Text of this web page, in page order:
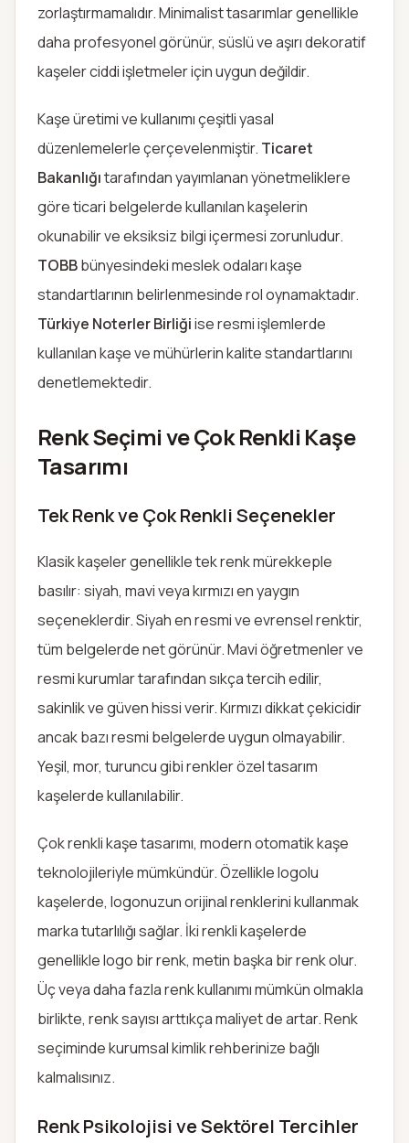
zorlaştırmamalıdır. Minimalist tasarımlar genellikle
daha profesyonel görünür, süslü ve aşırı dekoratif
kaşeler ciddi işletmeler için uygun değildir.
Kaşe üretimi ve kullanımı çeşitli yasal
düzenlemelerle çerçevelenmiştir. Ticaret
Bakanlığıtarafından yayımlanan yönetmeliklere
göre ticari belgelerde kullanılan kaşelerin
okunabilir ve eksiksiz bilgi içermesi zorunludur.
TOBBbünyesindeki meslek odaları kaşe
standartlarının belirlenmesinde rol oynamaktadır.
Türkiye Noterler Birliğiise resmi işlemlerde
kullanılan kaşe ve mühürlerin kalite standartlarını
denetlemektedir.
Renk Seçimi ve Çok Renkli Kaşe
Tasarımı
Tek Renk ve Çok Renkli Seçenekler
Klasik kaşeler genellikle tek renk mürekkeple
basılır: siyah, mavi veya kırmızı en yaygın
seçeneklerdir. Siyah en resmi ve evrensel renktir,
tüm belgelerde net görünür. Mavi öğretmenler ve
resmi kurumlar tarafından sıkça tercih edilir,
sakinlik ve güven hissi verir. Kırmızı dikkat çekicidir
ancak bazı resmi belgelerde uygun olmayabilir.
Yeşil, mor, turuncu gibi renkler özel tasarım
kaşelerde kullanılabilir.
Çok renkli kaşe tasarımı, modern otomatik kaşe
teknolojileriyle mümkündür. Özellikle logolu
kaşelerde, logonuzun orijinal renklerini kullanmak
marka tutarlılığı sağlar. İki renkli kaşelerde
genellikle logo bir renk, metin başka bir renk olur.
Üç veya daha fazla renk kullanımı mümkün olmakla
birlikte, renk sayısı arttıkça maliyet de artar. Renk
seçiminde kurumsal kimlik rehberinize bağlı
kalmalısınız.
Renk Psikolojisi ve Sektörel Tercihler